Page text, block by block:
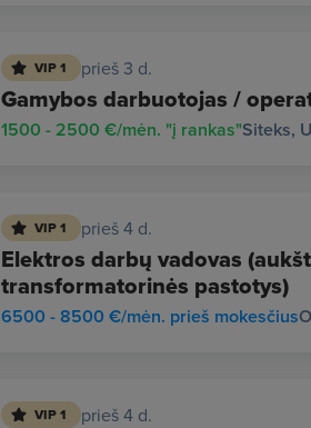
VIP 1 prieš 3 d.
Gamybos darbuotojas /
Siteks,
1500 - 2500 €/mėn. "į rankas"
VIP 1 prieš 4 d.
Elektros darbų vadovas
transformatorinės pastotys)
6500 - 8500 €/mėn. prieš mokesčius
VIP 1 prieš 4 d.